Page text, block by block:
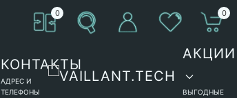
0 0
КОНТАКТЫ
АДРЕС И
ТЕЛЕФОНЫ
АКЦИИ
ВЫГОДНЫЕ